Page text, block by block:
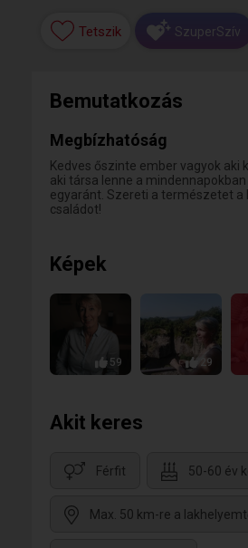
Tetszik SzuperSzív
Bemutatkozás
Megbízhatóság
Kedves őszinte ember vagyok aki
aki társa lenne a
egyaránt. Szereti a természetet a
családot!
Képek
59 29
Akit keres
Férfit 50-60 év
Max. 50 km-re a